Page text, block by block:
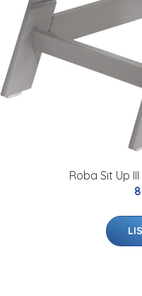
Roba Sit Up